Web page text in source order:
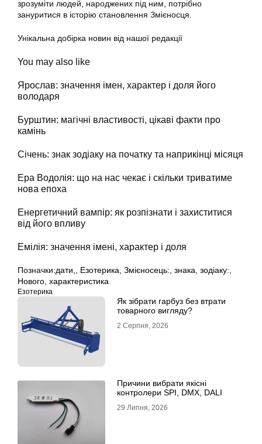
зрозуміти людей, народжених під ним, потрібно
зануритися в історію становлення Змієносця.
Унікальна добірка новин від нашої редакції
You may also like
Ярослав: значення імен, характер і доля його
володаря
Бурштин: магічні властивості, цікаві факти про
камінь
Січень: знак зодіаку на початку та наприкінці місяця
Ера Водолія: що на нас чекає і скільки триватиме
нова епоха
Енергетичний вампір: як розпізнати і захиститися
від його впливу
Емілія: значення імені, характер і доля
Позначки:дати,, Езотерика, Змієносець:, знака, зодіаку:,
Нового, характеристика
Езотерика
Як зібрати гарбуз без втрати
товарного вигляду?
2 Серпня, 2026
Причини вибрати якісні
контролери SPI, DMX, DALI
29 Липня, 2026